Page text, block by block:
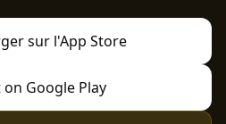
sur l'App Store
on Google Play